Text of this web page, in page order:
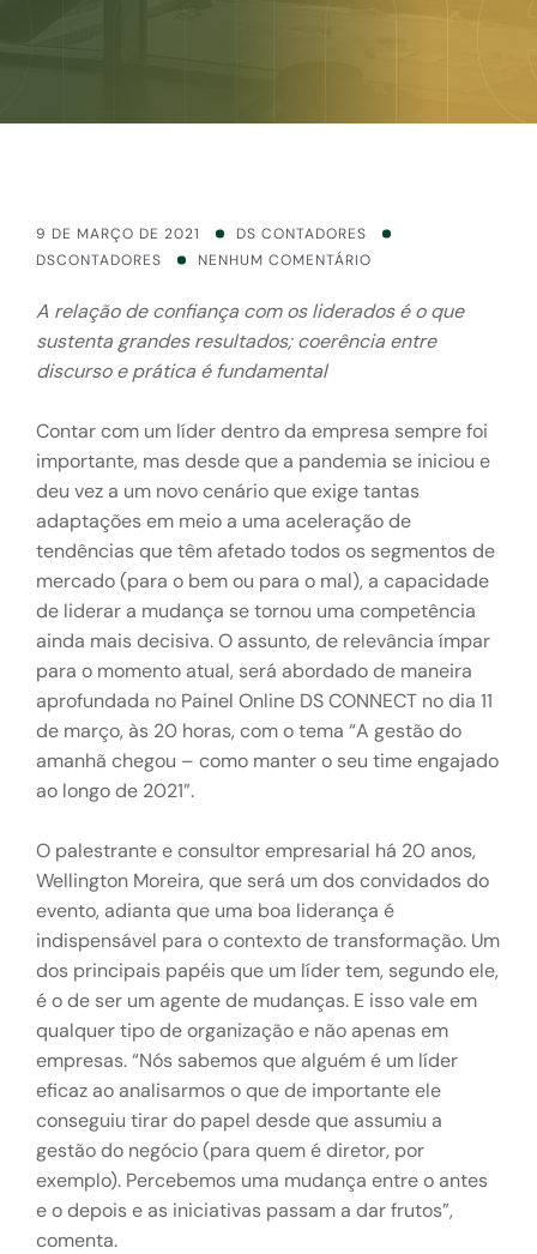
9 DE MARÇO DE 2021
DS CONTADORES
DSCONTADORES
NENHUM COMENTÁRIO
A relação de confiança com os liderados é o que
sustenta grandes resultados; coerência entre
discurso e prática é fundamental
Contar com um líder dentro da empresa sempre foi
importante, mas desde que a pandemia se iniciou e
deu vez a um novo cenário que exige tantas
adaptações em meio a uma aceleração de
tendências que têm afetado todos os segmentos de
mercado (para o bem ou para o mal), a capacidade
de liderar a mudança se tornou uma competência
ainda mais decisiva. O assunto, de relevância ímpar
para o momento atual, será abordado de maneira
aprofundada no Painel Online DS CONNECT no dia 11
de março, às 20 horas, com o tema “A gestão do
amanhã chegou – como manter o seu time engajado
ao longo de 2021”.
O palestrante e consultor empresarial há 20 anos,
Wellington Moreira, que será um dos convidados do
evento, adianta que uma boa liderança é
indispensável para o contexto de transformação. Um
dos principais papéis que um líder tem, segundo ele,
é o de ser um agente de mudanças. E isso vale em
qualquer tipo de organização e não apenas em
empresas. “Nós sabemos que alguém é um líder
eficaz ao analisarmos o que de importante ele
conseguiu tirar do papel desde que assumiu a
gestão do negócio (para quem é diretor, por
exemplo). Percebemos uma mudança entre o antes
e o depois e as iniciativas passam a dar frutos”,
comenta.